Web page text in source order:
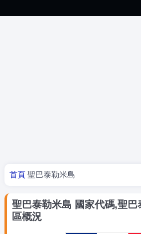
你在這裡
首頁 聖巴泰勒米島
聖巴泰勒米島 國家代碼,聖
區概況